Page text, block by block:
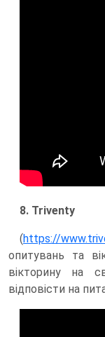
8. Triventy
(https://
опитувань та
вікторину на
відповісти на